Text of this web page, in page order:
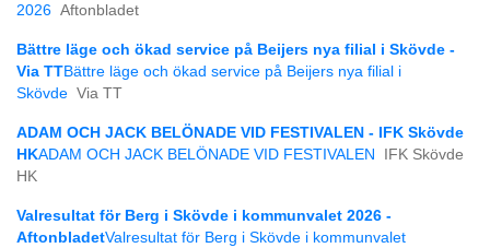
2026 Aftonbladet
Bättre läge och ökad service på Beijers nya filial i Skövde -
Via TTBättre läge och ökad service på Beijers nya filial i
Skövde Via TT
ADAM OCH JACK BELÖNADE VID FESTIVALEN - IFK Skövde
HKADAM OCH JACK BELÖNADE VID FESTIVALEN
IFK Skövde
HK
Valresultat för Berg i Skövde i kommunvalet 2026 -
AftonbladetValresultat för Berg i Skövde i kommunvalet